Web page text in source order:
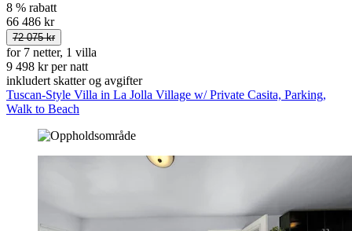
8 % rabatt
66 486 kr
72 075 kr
for 7 netter, 1 villa
9 498 kr per natt
inkludert skatter og avgifter
Tuscan-Style Villa in La Jolla Village w/ Private Casita, Parking,
Walk to Beach